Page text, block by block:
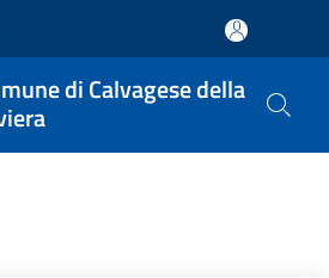
di Calvagese della